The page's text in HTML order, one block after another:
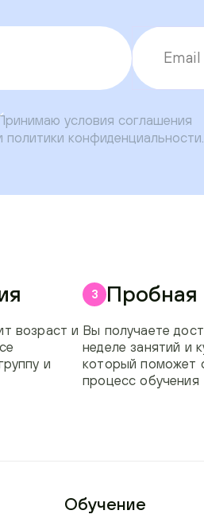
условия соглашения
политики конфиденциальности
возраст и
и
3 Пробная
Вы получаете
неделе занятий и
который поможет
процесс обучения
Обучение